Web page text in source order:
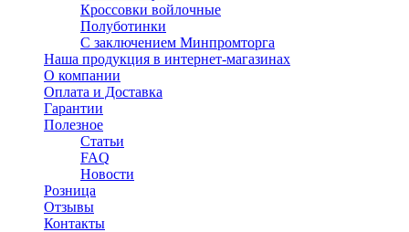
Кроссовки войлочные
Полуботинки
C заключением Минпромторга
Наша продукция в интернет-магазинах
О компании
Оплата и Доставка
Гарантии
Полезное
Статьи
FAQ
Новости
Розница
Отзывы
Контакты